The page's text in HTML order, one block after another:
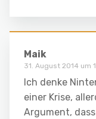
Maik
31. August 2014 um
Ich denke
einer Krise,
Argument,